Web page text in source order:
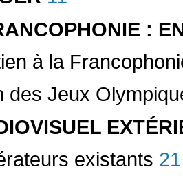
:
à la
des Jeux
existants 21